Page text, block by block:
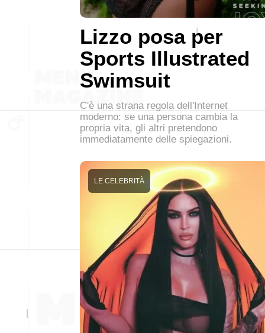
Lizzo posa per
Sports Illustrated
Swimsuit
C'è una strana regola dell'Internet
moderno: se una persona cambia la
propria vita, gli altri pretendono
immediatamente delle spiegazioni.
LE CELEBRITÀ